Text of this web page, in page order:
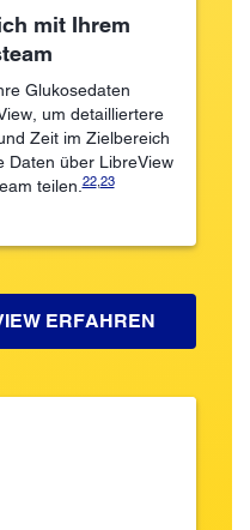
mit Ihrem
Glukosedaten
um detailliertere
Zeit im Zielbereich
Daten über LibreView
teilen.22,23
ERFAHREN